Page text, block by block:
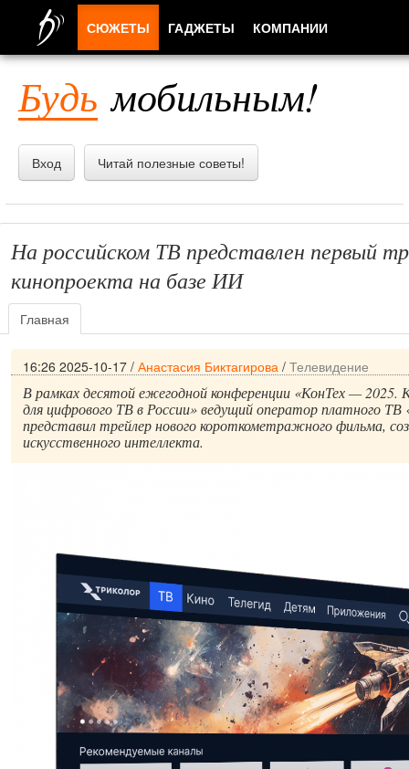
Будь мобильным!
Вход Читай полезные советы!
На российском ТВ представлен первый
кинопроекта на базе ИИ
Главная
16:26 2025-10-17 / Анастасия Биктагирова / Телевидение
В рамках десятой ежегодной конференции «КонТех — 2025.
для цифрового ТВ в России» ведущий оператор платного ТВ
представил трейлер нового короткометражного фильма,
искусственного интеллекта.
СЮЖЕТЫ ГАДЖЕТЫ КОМПАНИИ
ПРИЛОЖЕНИЯ